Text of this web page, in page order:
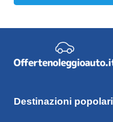
Destinazioni popolari